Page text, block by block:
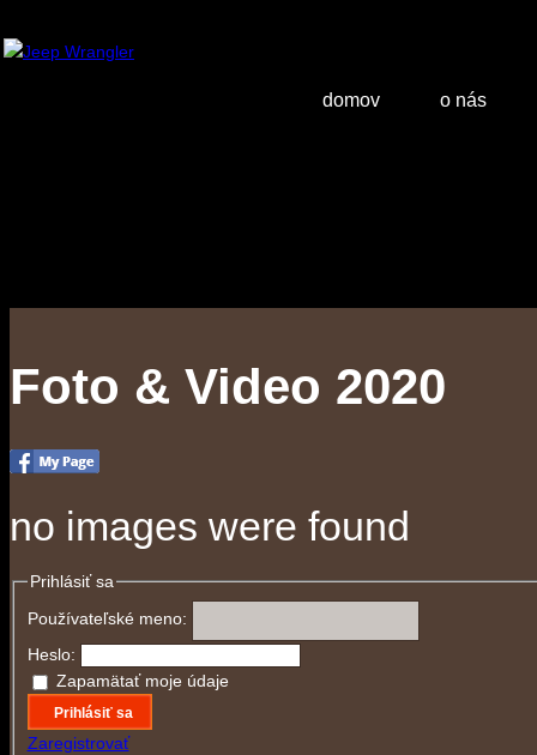
domov o nás
Foto & Video 2020
no images were found
Prihlásiť sa
Používateľské meno:
Heslo:
Zapamätať moje údaje
Prihlásiť sa
Zaregistrovať